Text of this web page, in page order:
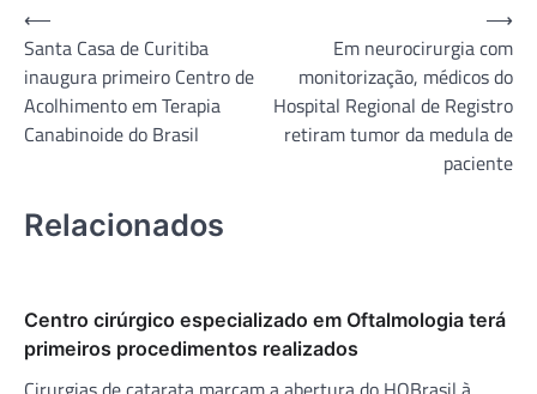
Navegação
de
Post
⟵
Santa Casa de Curitiba
inaugura primeiro Centro de
Acolhimento em Terapia
Canabinoide do Brasil
Em neurocirurgia com
monitorização, médicos do
Hospital Regional de Registro
retiram tumor da medula de
paciente
⟶
Relacionados
Centro cirúrgico especializado em Oftalmologia terá
primeiros procedimentos realizados